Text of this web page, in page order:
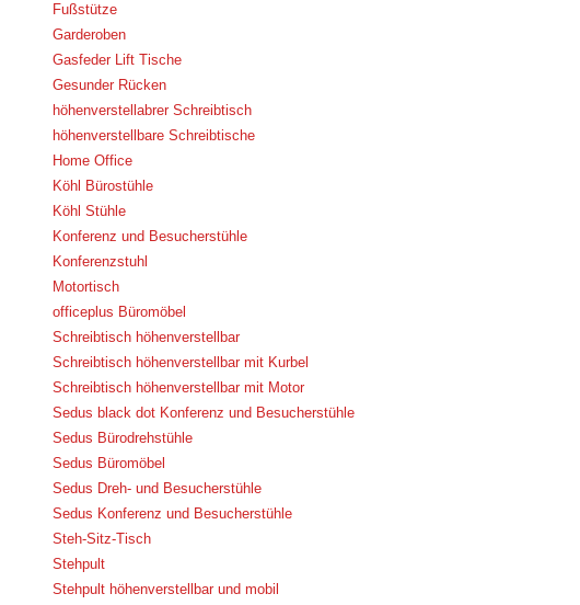
Fußstütze
Garderoben
Gasfeder Lift Tische
Gesunder Rücken
höhenverstellabrer Schreibtisch
höhenverstellbare Schreibtische
Home Office
Köhl Bürostühle
Köhl Stühle
Konferenz und Besucherstühle
Konferenzstuhl
Motortisch
officeplus Büromöbel
Schreibtisch höhenverstellbar
Schreibtisch höhenverstellbar mit Kurbel
Schreibtisch höhenverstellbar mit Motor
Sedus black dot Konferenz und Besucherstühle
Sedus Bürodrehstühle
Sedus Büromöbel
Sedus Dreh- und Besucherstühle
Sedus Konferenz und Besucherstühle
Steh-Sitz-Tisch
Stehpult
Stehpult höhenverstellbar und mobil